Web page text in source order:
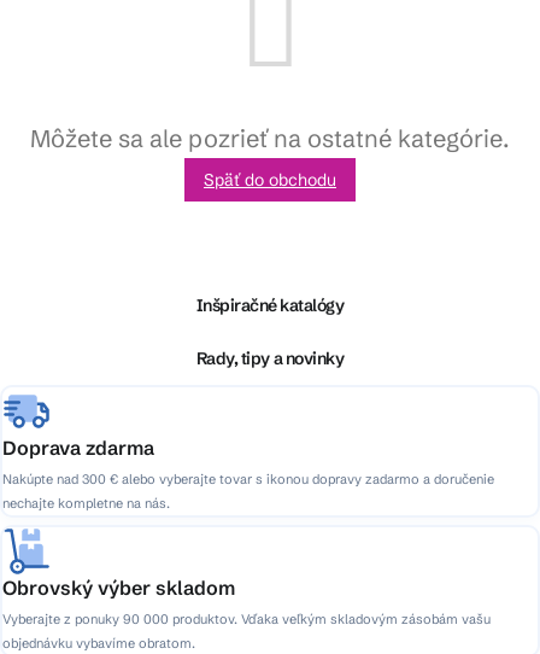
Môžete sa ale pozrieť na ostatné kategórie.
Späť do obchodu
e
Inšpiračné katalógy
Rady, tipy a novinky
Doprava zdarma
Nakúpte nad 300 € alebo vyberajte tovar s ikonou dopravy zadarmo a doručenie
nechajte kompletne na nás.
Obrovský výber skladom
Vyberajte z ponuky 90 000 produktov. Vďaka veľkým skladovým zásobám vašu
objednávku vybavíme obratom.